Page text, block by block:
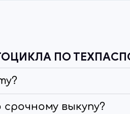
ПО
выкупу?